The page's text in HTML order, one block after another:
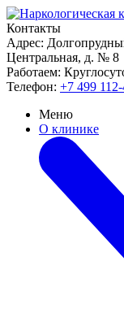
Контакты
Адрес:
Центральная, д. № 8
Работаем:
Телефон: +7 499 112-
Меню
О клинике